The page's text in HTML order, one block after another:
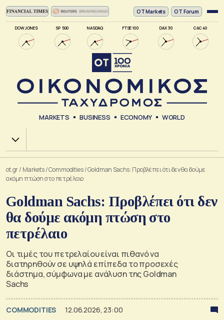
DOW JONES SP 500 NASDAQ FTSE 100 DAX 30 CAC 40
ΟΤ Markets OT Forum
MARKETS BUSINESS ECONOMY WORLD
Χ.Α.
ot.gr/ Markets/Commodities/Goldman Sachs: Προβλέπει ότι δεν θα δούμε
ακόμη πτώση στο πετρέλαιο
Goldman Sachs: Προβλέπει ότι δεν
θα δούμε ακόμη πτώση στο
πετρέλαιο
Οι τιμές του πετρελαίου είναι πιθανό να
διατηρηθούν σε υψηλά επίπεδα το προσεχές
διάστημα, σύμφωνα με ανάλυση της Goldman
Sachs
COMMODITIES 12.06.2026, 23:00